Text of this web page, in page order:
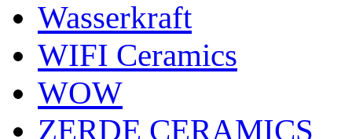
Wasserkraft
WIFI Ceramics
WOW
ZERDE CERAMICS